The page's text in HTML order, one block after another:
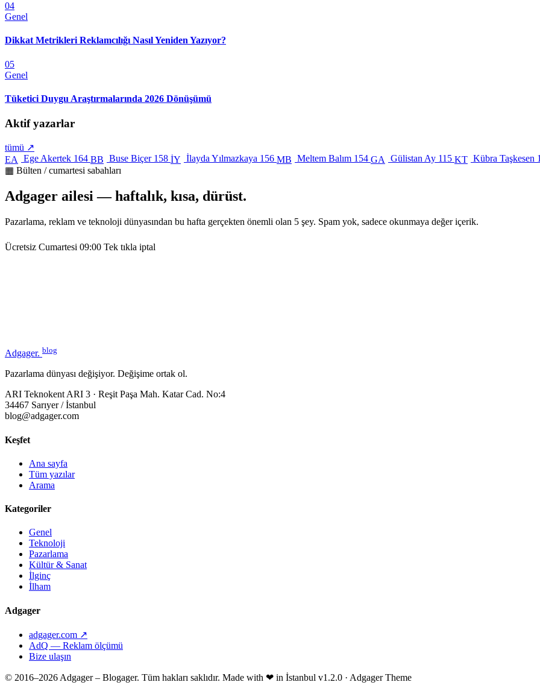
04
Genel
Dikkat Metrikleri Reklamcılığı Nasıl Yeniden Yazıyor?
05
Genel
Tüketici Duygu Araştırmalarında 2026 Dönüşümü
Aktif yazarlar
tümü ↗
EA
Ege Akertek 164 BB Buse Biçer 158 İY İlayda Yılmazkaya 156 MB Meltem Balım 154 GA Gülistan Ay 115 KT Kübra Taşkesen
▦ Bülten / cumartesi sabahları
Adgager ailesi — haftalık, kısa, dürüst.
Pazarlama, reklam ve teknoloji dünyasından bu hafta gerçekten önemli olan 5 şey. Spam yok, sadece okunmaya değer içerik.
Ücretsiz Cumartesi 09:00 Tek tıkla iptal
Adgager. blog
Pazarlama dünyası değişiyor. Değişime ortak ol.
ARI Teknokent ARI 3 · Reşit Paşa Mah. Katar Cad. No:4
34467 Sarıyer / İstanbul
blog@adgager.com
Keşfet
Ana sayfa
Tüm yazılar
Arama
Kategoriler
Genel
Teknoloji
Pazarlama
Kültür & Sanat
İlginç
İlham
Adgager
adgager.com ↗
AdQ — Reklam ölçümü
Bize ulaşın
© 2016–2026 Adgager – Blogager. Tüm hakları saklıdır. Made with ❤ in İstanbul v1.2.0 · Adgager Theme